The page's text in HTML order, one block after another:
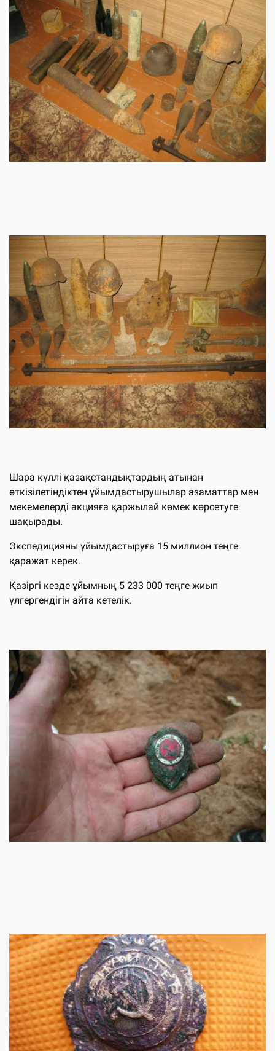
Шара күллі қазақстандықтардың атынан
өткізілетіндіктен ұйымдастырушылар азаматтар мен
мекемелерді акцияға қаржылай көмек көрсетуге
шақырады.
Экспедицияны ұйымдастыруға 15 миллион теңге
қаражат керек.
Қазіргі кезде ұйымның 5 233 000 теңге жиып
үлгергендігін айта кетелік.